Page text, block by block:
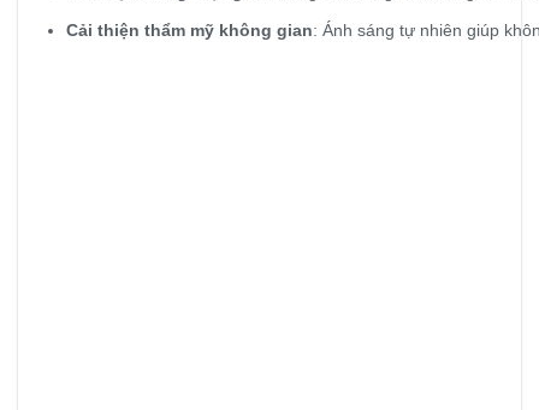
Cải thiện thẩm mỹ không gian: Ánh sáng tự nhiên giúp